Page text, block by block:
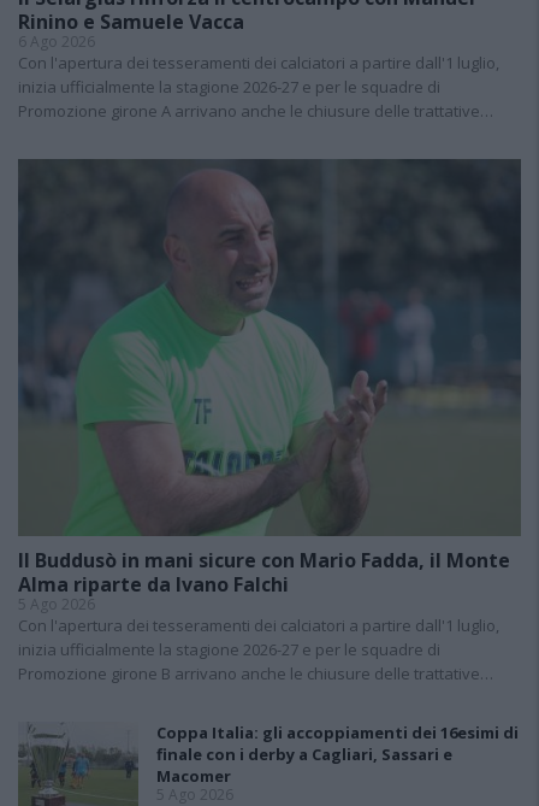
Rinino e Samuele Vacca
6 Ago 2026
Con l'apertura dei tesseramenti dei calciatori a partire dall'1 luglio,
inizia ufficialmente la stagione 2026-27 e per le squadre di
Promozione girone A arrivano anche le chiusure delle trattative…
Il Buddusò in mani sicure con Mario Fadda, il Monte
Alma riparte da Ivano Falchi
5 Ago 2026
Con l'apertura dei tesseramenti dei calciatori a partire dall'1 luglio,
inizia ufficialmente la stagione 2026-27 e per le squadre di
Promozione girone B arrivano anche le chiusure delle trattative…
Coppa Italia: gli accoppiamenti dei 16esimi di
finale con i derby a Cagliari, Sassari e
Macomer
5 Ago 2026